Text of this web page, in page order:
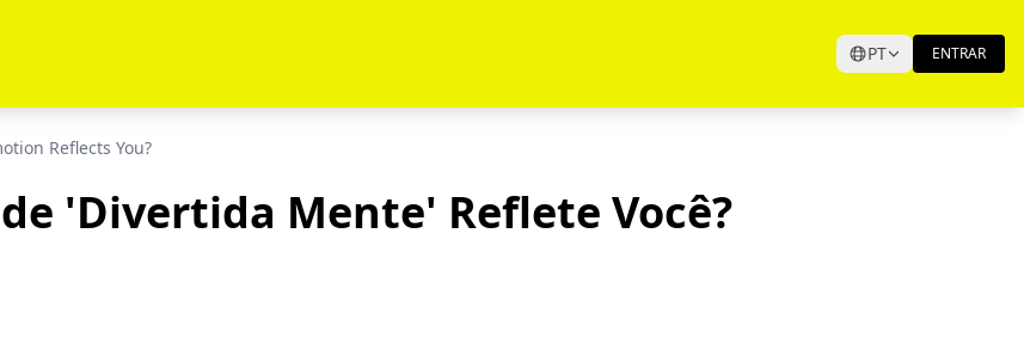
PT ENTRAR
Reflects You?
'Divertida Mente' Reflete Você?